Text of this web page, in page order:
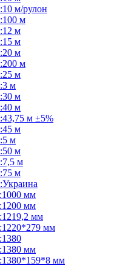
м/рулон
м
м
м
м
м
м
м
м
м
м ±5%
м
м
м
м
м
мм
мм
мм
мм
мм
мм